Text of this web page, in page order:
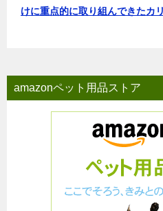
けに重点的に取り組んできたカ
amazonペット用品ストア